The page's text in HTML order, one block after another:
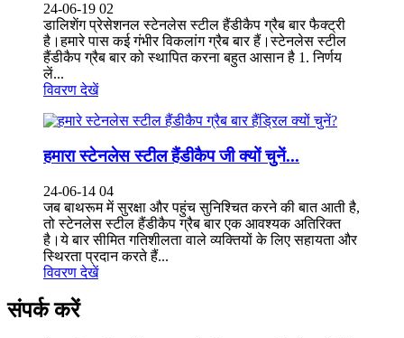
24-06-19 02
डालिशेंग प्रेसेशनल स्टेनलेस स्टील हैंडीकैप ग्रैब बार फैक्ट्री
है।हमारे पास कई गंभीर विकलांग ग्रैब बार हैं।स्टेनलेस स्टील
हैंडीकैप ग्रैब बार को स्थापित करना बहुत आसान है 1. निर्णय
लें...
विवरण देखें
हमारा स्टेनलेस स्टील हैंडीकैप जी क्यों चुनें...
24-06-14 04
जब बाथरूम में सुरक्षा और पहुंच सुनिश्चित करने की बात आती है,
तो स्टेनलेस स्टील हैंडीकैप ग्रैब बार एक आवश्यक अतिरिक्त
है।ये बार सीमित गतिशीलता वाले व्यक्तियों के लिए सहायता और
स्थिरता प्रदान करते हैं...
विवरण देखें
संपर्क करें